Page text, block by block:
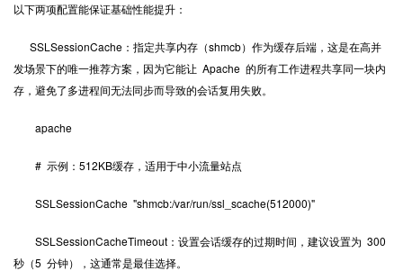
以下两项配置能保证基础性能提升：
SSLSessionCache：指定共享内存（shmcb）作为缓存后端，这是在高并
发场景下的唯一推荐方案，因为它能让 Apache 的所有工作进程共享同一块内
存，避免了多进程间无法同步而导致的会话复用失败。
apache
# 示例：512KB缓存，适用于中小流量站点
SSLSessionCache "shmcb:/var/run/ssl_scache(512000)"
SSLSessionCacheTimeout：设置会话缓存的过期时间，建议设置为 300
秒（5 分钟），这通常是最佳选择。